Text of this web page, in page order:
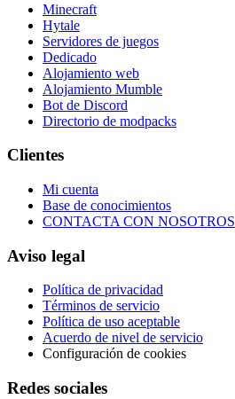
Minecraft
Hytale
Servidores de juegos
Dedicado
Alojamiento web
Alojamiento Mumble
Bot de Discord
Directorio de modpacks
Clientes
Mi cuenta
Base de conocimientos
CONTACTA CON NOSOTROS
Aviso legal
Política de privacidad
Términos de servicio
Política de uso aceptable
Acuerdo de nivel de servicio
Configuración de cookies
Redes sociales